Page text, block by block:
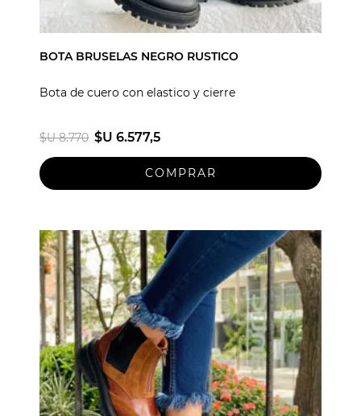
BOTA BRUSELAS NEGRO RUSTICO
Bota de cuero con elastico y cierre
$U 8.770 $U 6.577,5